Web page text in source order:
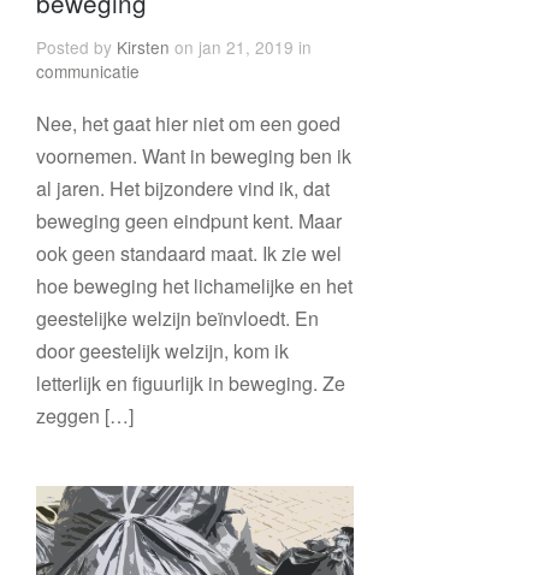
Posted by Kirsten on jan 21, 2019 in
communicatie
Nee, het gaat hier niet om een goed
voornemen. Want in beweging ben ik
al jaren. Het bijzondere vind ik, dat
beweging geen eindpunt kent. Maar
ook geen standaard maat. Ik zie wel
hoe beweging het lichamelijke en het
geestelijke welzijn beïnvloedt. En
door geestelijk welzijn, kom ik
letterlijk en figuurlijk in beweging. Ze
zeggen […]